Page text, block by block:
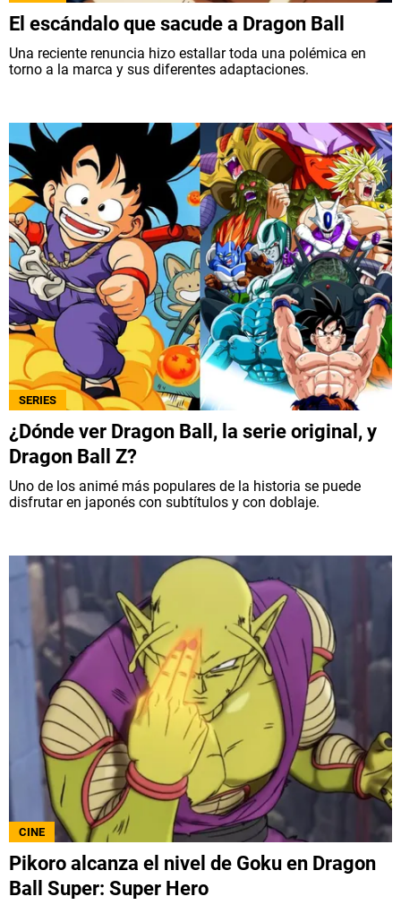
El escándalo que sacude a Dragon Ball
Una reciente renuncia hizo estallar toda una polémica en
torno a la marca y sus diferentes adaptaciones.
SERIES
¿Dónde ver Dragon Ball, la serie original, y
Dragon Ball Z?
Uno de los animé más populares de la historia se puede
disfrutar en japonés con subtítulos y con doblaje.
CINE
Pikoro alcanza el nivel de Goku en Dragon
Ball Super: Super Hero